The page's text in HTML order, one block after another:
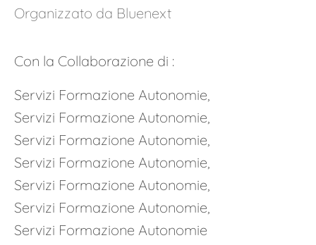
Organizzato da Bluenext
Con la Collaborazione di :
Servizi Formazione Autonomie,
Servizi Formazione Autonomie,
Servizi Formazione Autonomie,
Servizi Formazione Autonomie,
Servizi Formazione Autonomie,
Servizi Formazione Autonomie,
Servizi Formazione Autonomie